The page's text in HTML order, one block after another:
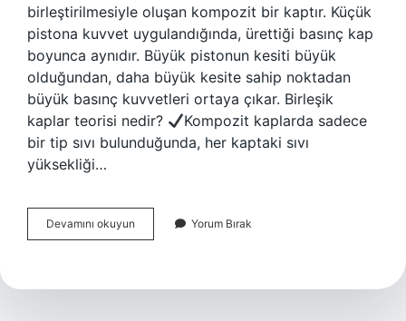
birleştirilmesiyle oluşan kompozit bir kaptır. Küçük
pistona kuvvet uygulandığında, ürettiği basınç kap
boyunca aynıdır. Büyük pistonun kesiti büyük
olduğundan, daha büyük kesite sahip noktadan
büyük basınç kuvvetleri ortaya çıkar. Birleşik
kaplar teorisi nedir?
Kompozit kaplarda sadece
bir tip sıvı bulunduğunda, her kaptaki sıvı
yüksekliği…
Devamını okuyun
Kaplar
Işe
Yorum Bırak